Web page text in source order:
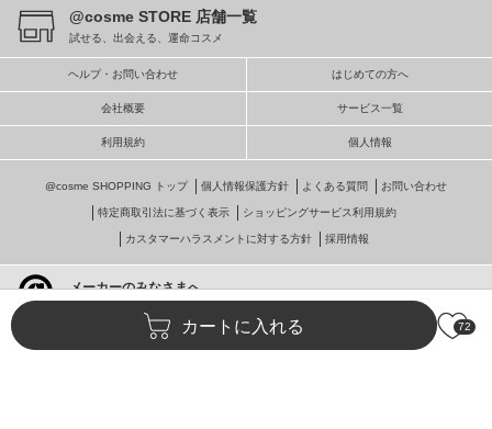
カートに入れる 72
@cosme STORE 店舗一覧
試せる、出会える、運命コスメ
ヘルプ・お問い合わせ はじめての方へ
会社概要 サービス一覧
利用規約 個人情報
@cosme SHOPPING トップ 個人情報保護方針 よくある質問 お問い合わせ
特定商取引法に基づく表示 ショッピングサービス利用規約
カスタマーハラスメントに対する方針 採用情報
メーカーのみなさまへ